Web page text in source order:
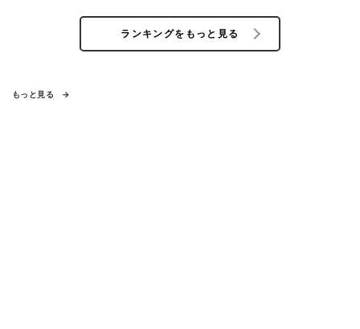
ランキングをもっと見る
もっと見る